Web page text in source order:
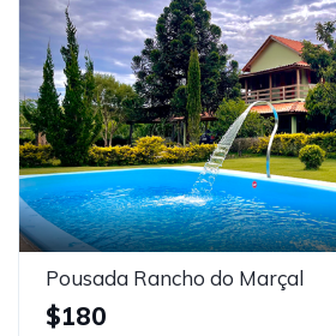
Pousada Rancho do Marçal
$180